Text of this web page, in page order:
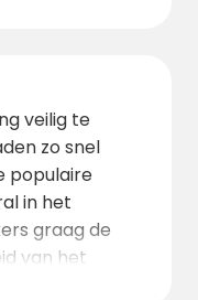
veilig te
zo snel
populaire
in het
graag de
van het